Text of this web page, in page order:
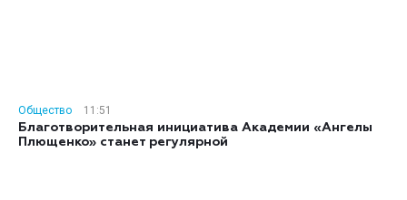
Общество
11:51
Благотворительная инициатива Академии «Ангелы
Плющенко» станет регулярной